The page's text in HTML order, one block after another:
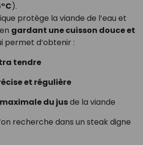
).
protège la viande de l’eau et
gardant une cuisson douce et
permet d’obtenir :
tendre
et régulière
du jusde la viande
recherche dans un steak digne